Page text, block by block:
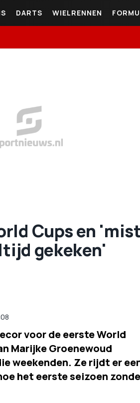
DARTS WIELRENNEN
Cups en
gekeken'
voor de eerste World
Marijke Groenewoud
weekenden. Ze rijdt er
het eerste seizoen